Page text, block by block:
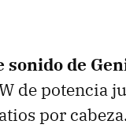
sonido de
de potencia
por